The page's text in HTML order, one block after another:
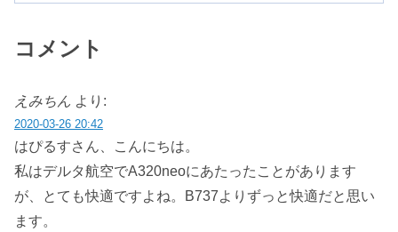
コメント
えみちん より:
2020-03-26 20:42
はぴるすさん、こんにちは。
私はデルタ航空でA320neoにあたったことがあります
が、とても快適ですよね。B737よりずっと快適だと思い
ます。